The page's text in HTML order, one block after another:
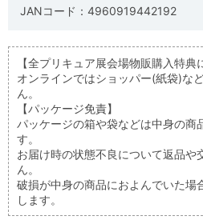
JANコード：4960919442192
【全プリキュア展会場物販購入特典
オンラインではショッパー(紙袋)な
ん。
【パッケージ免責】
パッケージの箱や袋などは中身の商
す。
お届け時の状態不良について返品や
ん。
破損が中身の商品におよんでいた場
します。